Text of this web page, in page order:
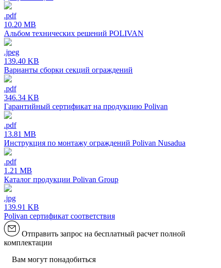
.pdf
10.20 MB
Альбом технических решений POLIVAN
.jpeg
139.40 KB
Варианты сборки секций ограждений
.pdf
346.34 KB
Гарантийный сертификат на продукцию Polivan
.pdf
13.81 MB
Инструкция по монтажу ограждений Polivan Nusadua
.pdf
1.21 MB
Каталог продукции Polivan Group
.jpg
139.91 KB
Polivan сертификат соответствия
Отправить запрос на бесплатный расчет полной
комплектации
Вам могут понадобиться